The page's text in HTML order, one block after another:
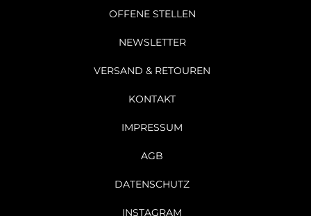
OFFENE STELLEN
NEWSLETTER
VERSAND & RETOUREN
KONTAKT
IMPRESSUM
AGB
DATENSCHUTZ
INSTAGRAM